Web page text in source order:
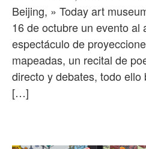
Beijing, » Today art
16 de octubre un evento al
espectáculo de
mapeadas, un recital de
directo y debates, todo
[…]